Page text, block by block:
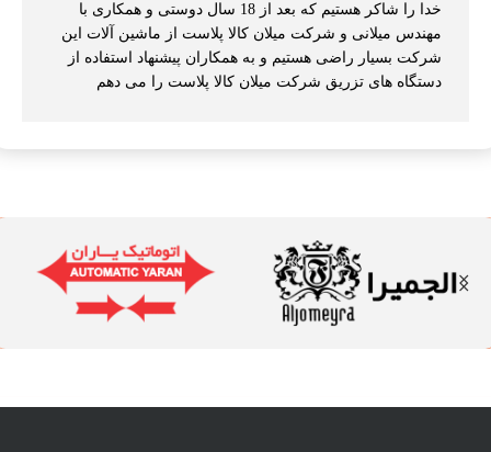
خدا را شاکر هستیم که بعد از 18 سال دوستی و همکاری با
مهندس میلانی و شرکت میلان کالا پلاست از ماشین آلات این
شرکت بسیار راضی هستیم و به همکاران پیشنهاد استفاده از
دستگاه های تزریق شرکت میلان کالا پلاست را می دهم